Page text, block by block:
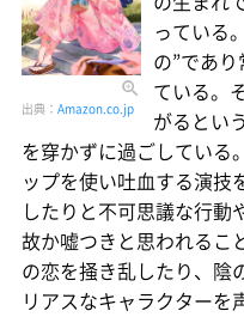
出典： Amazon.co.jp
っている
の”であ
ている。
がるとい
を穿かずに過ごしている
ップを使い吐血する演技
したりと不可思議な行動
故か嘘つきと思われるこ
の恋を掻き乱したり、陰
リアスなキャラクターを